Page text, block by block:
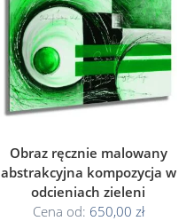
Obraz ręcznie malowany
abstrakcyjna kompozycja w
odcieniach zieleni
Cena od: 650,00 zł